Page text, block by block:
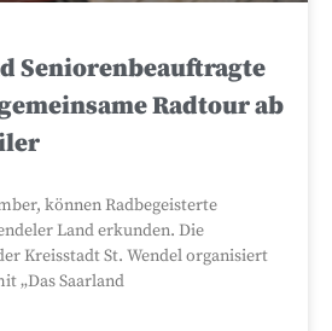
Seniorenbeauftragte
Radtour ab
können Radbegeisterte
Land erkunden. Die
Kreisstadt St. Wendel organisiert
„Das Saarland